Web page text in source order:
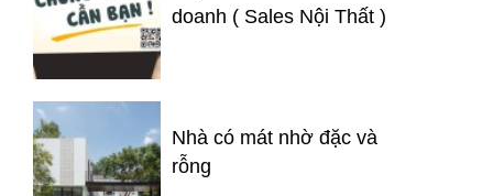
doanh ( Sales Nội Thất )
Nhà có mát nhờ đặc và
rỗng